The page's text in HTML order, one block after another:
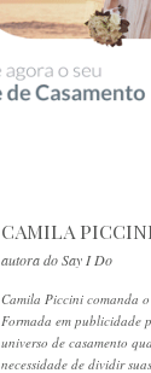
CAMILA
autora do Say I Do
Camila Piccini comanda
Formada em publicidade
universo de casamento
necessidade de dividir